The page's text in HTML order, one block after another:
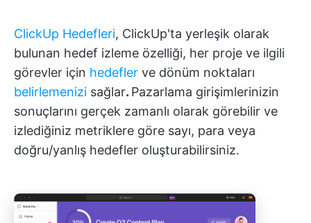
ClickUp Hedefleri, ClickUp'ta yerleşik olarak
bulunan hedef izleme özelliği, her proje ve ilgili
görevler için hedefler ve dönüm noktaları
belirlemenizi sağlar. Pazarlama girişimlerinizin
sonuçlarını gerçek zamanlı olarak görebilir ve
izlediğiniz metriklere göre sayı, para veya
doğru/yanlış hedefler oluşturabilirsiniz.